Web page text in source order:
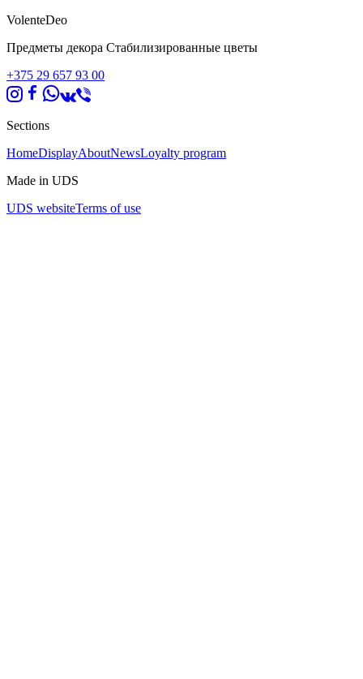
VolenteDeo
Предметы декора Стабилизированные цветы
+375 29 657 93 00
Sections
HomeDisplayAboutNewsLoyalty program
Made in UDS
UDS websiteTerms of use